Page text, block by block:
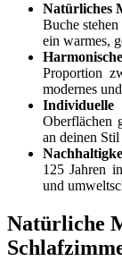
Natürliches
Buche
ein warmes,
Proportion
modernes
Individuelle
Oberflächen
an deinen Stil
125 Jahren
und
Natürliche